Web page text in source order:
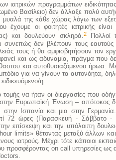
ιατρικών προγραμμάτων
Βασίλειο) δεν άλλαξε πολύ
της κάθε χώρας λόγω των
έχουμε οι φοιτητές ιατρικής
και δουλεύουν σκληρά.2Πολλοί
συνεπώς δεν βλέπουν τους
τους ή θα αμφισβητήσουν τον
και ως αδυναμία, πράγμα που
και αυτοθυσιαζόμενου ήρωα.
για να γίνουν τα αυτονόητα,
η.
τομής να ήταν οι διεργασίες που
Ευρωπαϊκή Ένωση – απότοκος
στην Ισπανία και μια στην Γερμανία.
72 ώρες (Παρασκευή - Σάββατο -
επίσκεψη και την υπόλοιπη
limits» θέτοντας μεταξύ άλλων
ιατρούς. Μέχρι τότε κάποιοι
προσφέροντας on call υπηρεσίες